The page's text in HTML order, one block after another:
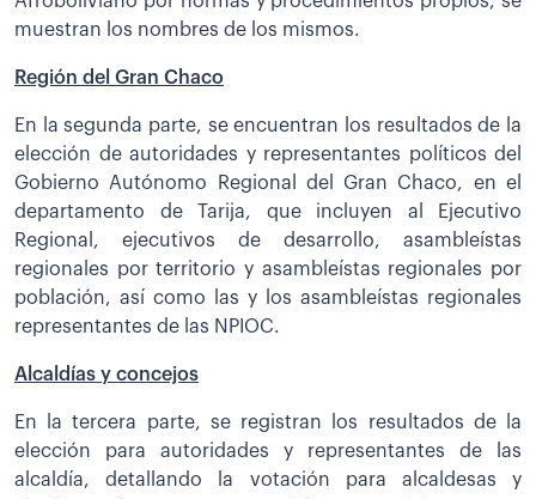
muestran los nombres de los mismos.
Región del Gran Chaco
En la segunda parte, se encuentran los resultados de la
elección de autoridades y representantes políticos del
Gobierno Autónomo Regional del Gran Chaco, en el
departamento de Tarija, que incluyen al Ejecutivo
Regional, ejecutivos de desarrollo, asambleístas
regionales por territorio y asambleístas regionales por
población, así como las y los asambleístas regionales
representantes de las NPIOC.
Alcaldías y concejos
En la tercera parte, se registran los resultados de la
elección para autoridades y representantes de las
alcaldía, detallando la votación para alcaldesas y